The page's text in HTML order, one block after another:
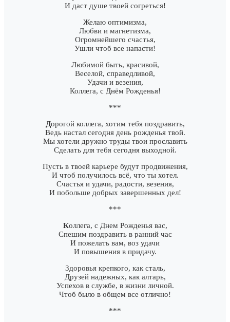
И даст душе твоей согреться!
Желаю оптимизма,
Любви и магнетизма,
Огромнейшего счастья,
Ушли чтоб все напасти!
Любимой быть, красивой,
Веселой, справедливой,
Удачи и везения,
Коллега, с Днём Рожденья!
***
Дорогой коллега, хотим тебя поздравить,
Ведь настал сегодня день рожденья твой.
Мы хотели дружно труды твои прославить
Сделать для тебя сегодня выходной.
Пусть в твоей карьере будут продвижения,
И чтоб получилось всё, что ты хотел.
Счастья и удачи, радости, везения,
И побольше добрых завершенных дел!
***
Коллега, с Днем Рожденья вас,
Спешим поздравить в ранний час
И пожелать вам, воз удачи
И повышения в придачу.
Здоровья крепкого, как сталь,
Друзей надежных, как алтарь,
Успехов в службе, в жизни личной.
Чтоб было в общем все отлично!
***